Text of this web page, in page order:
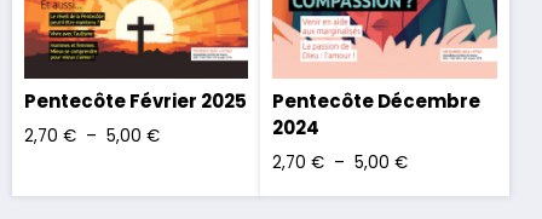
Pentecôte Février 2025
2,70 € – 5,00 €
Pentecôte Décembre
2024
2,70€ – 5,00€